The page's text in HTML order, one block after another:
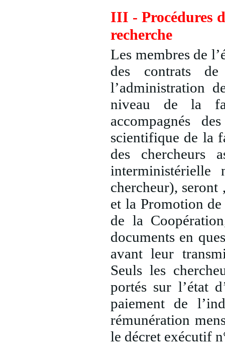
III - Procédures
recherche
Les membres de
des contrats
l’administration
niveau de la
accompagnés
scientifique de la
des chercheurs
chercheur),
et la Promotion
de la
documents en
avant leur
Seuls les
portés sur l’état
paiement de
rémunération
le décret exécutif